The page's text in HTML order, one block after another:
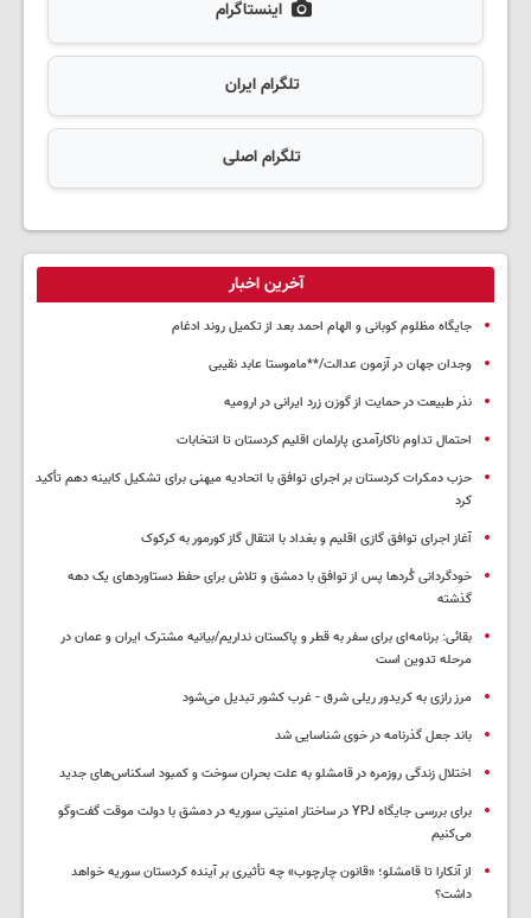
اینستاگرام
تلگرام ایران
تلگرام اصلی
آخرین اخبار
جایگاه مظلوم کوبانی و الهام احمد بعد از تکمیل روند ادغام
وجدان جهان در آزمون عدالت/**ماموستا عابد نقیبی
نذر طبیعت در حمایت از گوزن زرد ایرانی در ارومیه
احتمال تداوم ناکارآمدی پارلمان اقلیم کردستان تا انتخابات
حزب دمکرات کردستان بر اجرای توافق با اتحادیه میهنی برای تشکیل کابینه دهم تأکید
کرد
آغاز اجرای توافق گازی اقلیم و بغداد با انتقال گاز کورمور به کرکوک
خودگردانی کُردها پس از توافق با دمشق و تلاش برای حفظ دستاوردهای یک دهه
گذشته
بقائی: برنامه‌ای برای سفر به قطر و پاکستان نداریم/بیانیه مشترک ایران و عمان در
مرحله تدوین است
مرز رازی به کریدور ریلی شرق - غرب کشور تبدیل می‌شود
باند جعل گذرنامه در خوی شناسایی شد
اختلال زندگی روزمره در قامشلو به علت بحران سوخت و کمبود اسکناس‌های جدید
برای بررسی جایگاه YPJ در ساختار امنیتی سوریه در دمشق با دولت موقت گفت‌وگو
می‌کنیم
از آنکارا تا قامشلو؛ «قانون چارچوب» چه تأثیری بر آینده کردستان سوریه خواهد
داشت؟